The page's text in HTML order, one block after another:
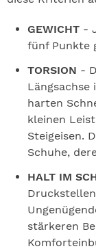
GEWICHT -
fünf Punkte
TORSION -
Längsachse
harten
kleinen
Steigeisen.
Schuhe,
HALT IM
stärkeren